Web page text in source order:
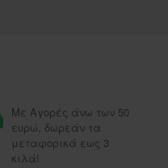
Με Αγορές άνω των 50
ευρώ, δωρεάν τα
μεταφορικά εως 3
κιλά!